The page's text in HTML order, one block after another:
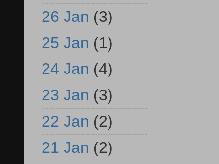
26 Jan (3)
25 Jan (1)
24 Jan (4)
23 Jan (3)
22 Jan (2)
21 Jan (2)